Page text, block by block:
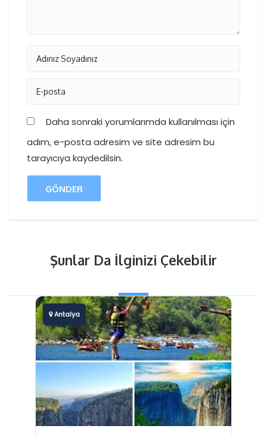
Daha sonraki yorumlarımda kullanılması için
adım, e-posta adresim ve site adresim bu
tarayıcıya kaydedilsin.
Şunlar Da İlginizi Çekebilir
Antalya